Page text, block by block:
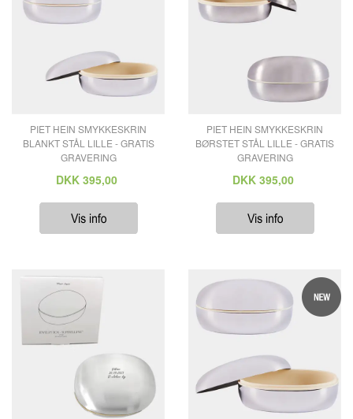
PIET HEIN SMYKKESKRIN
BLANKT STÅL LILLE - GRATIS
GRAVERING
DKK 395,00
PIET HEIN SMYKKESKRIN
BØRSTET STÅL LILLE - GRATIS
GRAVERING
DKK 395,00